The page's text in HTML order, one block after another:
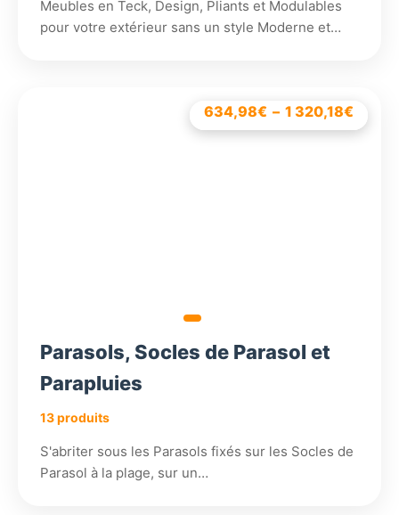
Meubles en Teck, Design, Pliants et Modulables
pour votre extérieur sans un style Moderne et…
1 197,78€ – 1 920,18€
de
634,98€ – 1 320,18€
de
3 108,18€
864,18€
Parasols, Socles de Parasol et
Parapluies
13 produits
S'abriter sous les Parasols fixés sur les Socles de
Parasol à la plage, sur un…